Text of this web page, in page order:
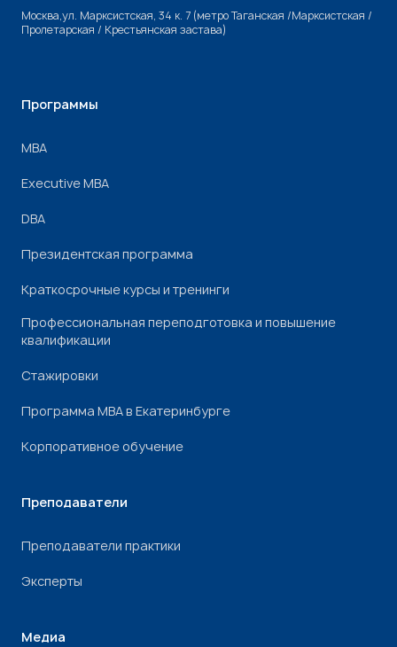
Москва,ул. Марксистская, 34 к. 7 (метро Таганская /Марксистская /
Пролетарская / Крестьянская застава)
Программы
МВА
Executive MBA
DBA
Президентская программа
Краткосрочные курсы и тренинги
Профессиональная переподготовка и повышение
квалификации
Стажировки
Программа МВА в Екатеринбурге
Корпоративное обучение
Преподаватели
Преподаватели практики
Эксперты
Медиа